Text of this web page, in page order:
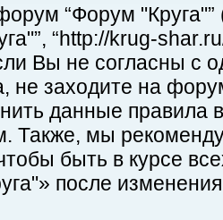
“Форум
“http://krug-
Вы не согласны с
не заходите на
данные правила
Также, мы
быть в курсе
после